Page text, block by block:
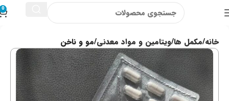
0
خانه مکمل ها ویتامین و مواد معدنی مو و ناخن